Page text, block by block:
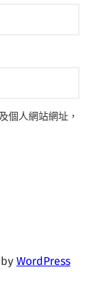
個人網站網址，
WordPress